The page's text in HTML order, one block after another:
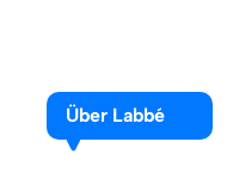
Über Labbé